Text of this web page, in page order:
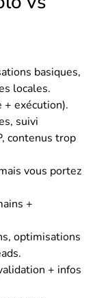
basiques,
locales.
+ exécution).
suivi
contenus trop
vous portez
+
optimisations
+ infos